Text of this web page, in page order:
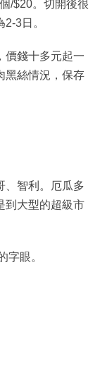
/$20。切開後很
3日。
價錢十多元起一
黑絲情況，保存
、智利。厄瓜多
到大型的超級市
字眼。